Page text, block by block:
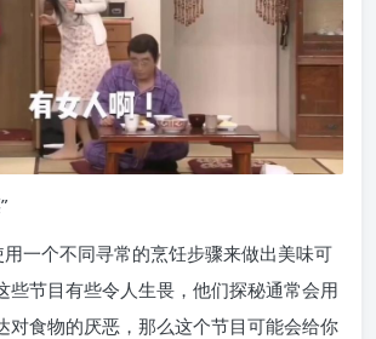
用一个不同寻常的烹饪步骤来做出美味可
些节目有些令人生畏，他们探秘通常会用
对食物的厌恶，那么这个节目可能会给你